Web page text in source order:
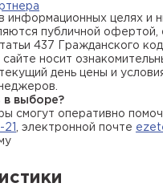
информационных целях и
публичной офертой,
437 Гражданского
носит
день цены и
выборе?
смогут оперативно
, электронной почте